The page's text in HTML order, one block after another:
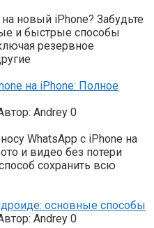
новый iPhone? Забудьте
и быстрые способы
резервное
на iPhone: Полное
Andrey 0
WhatsApp с iPhone на
и видео без потери
сохранить всю
основные способы
Andrey 0